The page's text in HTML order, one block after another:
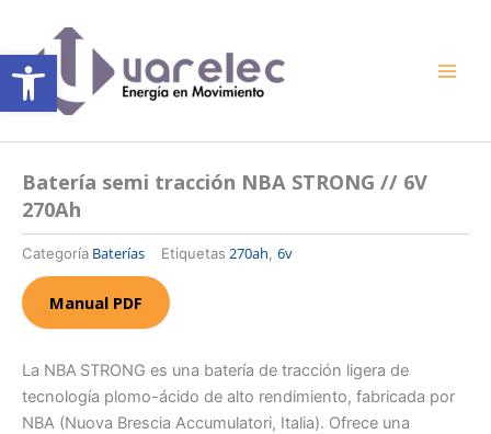
Abrir barra de herramientas
contenido
Batería semi tracción NBA STRONG // 6V
270Ah
Categoría Baterías Etiquetas 270ah 6v
Manual PDF
La NBA STRONG es una batería de tracción ligera de
tecnología plomo-ácido de alto rendimiento, fabricada por
NBA (Nuova Brescia Accumulatori, Italia). Ofrece una